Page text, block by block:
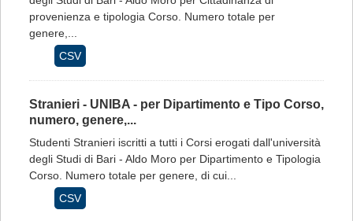
provenienza e tipologia Corso. Numero totale per
genere,...
CSV
Stranieri - UNIBA - per Dipartimento e Tipo Corso,
numero, genere,...
Studenti Stranieri iscritti a tutti i Corsi erogati dall'università
degli Studi di Bari - Aldo Moro per Dipartimento e Tipologia
Corso. Numero totale per genere, di cui...
CSV